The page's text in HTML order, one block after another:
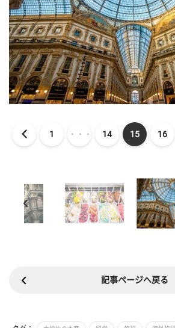
1 ・・・ 14 15 16
記事ページへ戻る